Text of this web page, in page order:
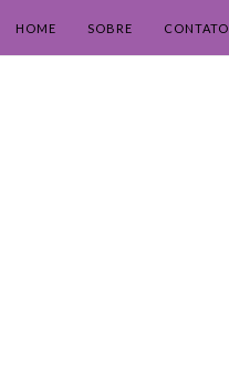
HOME SOBRE CONTATO